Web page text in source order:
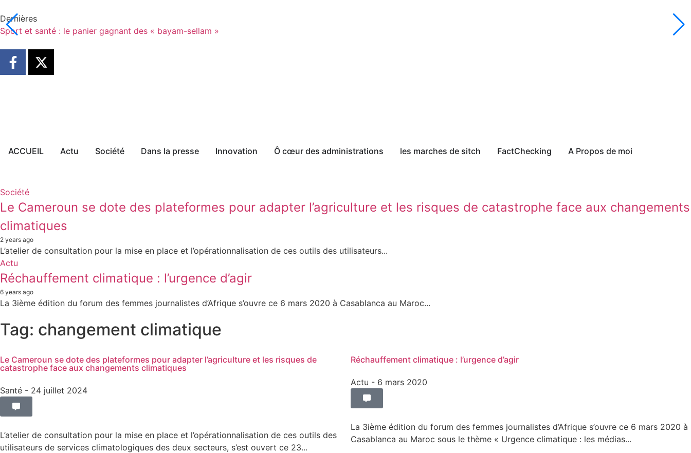
Dernières
Sport et santé : le panier gagnant des « bayam-sellam »
ACCUEIL Actu Société Dans la presse Innovation Ô cœur des administrations les marches de sitch FactChecking A Propos de moi
Société
Le Cameroun se dote des plateformes pour adapter l’agriculture et les risques de catastrophe face aux changements
climatiques
2 years ago
L’atelier de consultation pour la mise en place et l’opérationnalisation de ces outils des utilisateurs...
Actu
Réchauffement climatique : l’urgence d’agir
6 years ago
La 3ième édition du forum des femmes journalistes d’Afrique s’ouvre ce 6 mars 2020 à Casablanca au Maroc...
Tag: changement climatique
Le Cameroun se dote des plateformes pour adapter l’agriculture et les risques de
catastrophe face aux changements climatiques
Santé - 24 juillet 2024
L’atelier de consultation pour la mise en place et l’opérationnalisation de ces outils des
utilisateurs de services climatologiques des deux secteurs, s’est ouvert ce 23...
Réchauffement climatique : l’urgence d’agir
Actu - 6 mars 2020
La 3ième édition du forum des femmes journalistes d’Afrique s’ouvre ce 6 mars 2020 à
Casablanca au Maroc sous le thème « Urgence climatique : les médias...